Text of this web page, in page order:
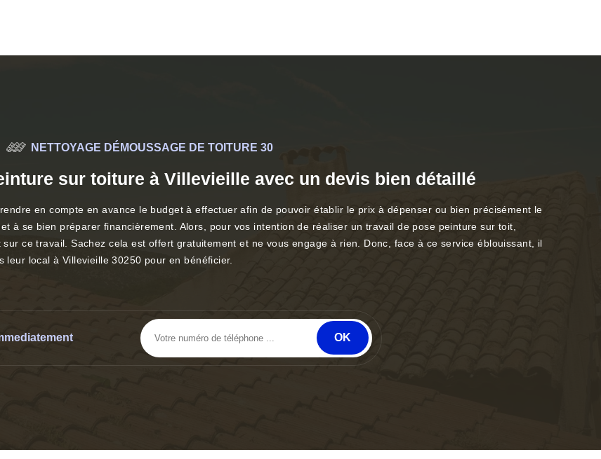
NETTOYAGE DÉMOUSSAGE DE TOITURE 30
sur toiture à Villevieille avec un devis bien détaillé
en compte en avance le budget à effectuer afin de pouvoir établir le prix à dépenser ou bien précisément le
à se bien préparer financièrement. Alors, pour vos intention de réaliser un travail de pose peinture sur toit,
ce travail. Sachez cela est offert gratuitement et ne vous engage à rien. Donc, face à ce service éblouissant, il
local à Villevieille 30250 pour en bénéficier.